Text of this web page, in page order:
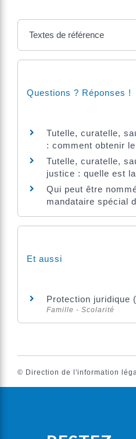
Textes de référence
Questions ? Réponses !
Tutelle, curatelle,
: comment obtenir
Tutelle, curatelle,
justice : quelle est
Qui peut être
mandataire spécial
Et aussi
Protection juridique
Famille - Scolarité
© Direction de l'information